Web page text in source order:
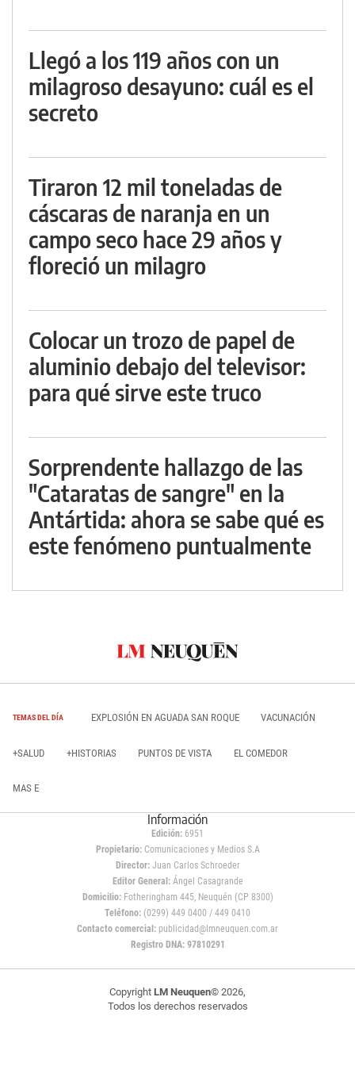
Llegó a los 119 años con un
milagroso desayuno: cuál es el
secreto
Tiraron 12 mil toneladas de
cáscaras de naranja en un
campo seco hace 29 años y
floreció un milagro
Colocar un trozo de papel de
aluminio debajo del televisor:
para qué sirve este truco
Sorprendente hallazgo de las
"Cataratas de sangre" en la
Antártida: ahora se sabe qué es
este fenómeno puntualmente
TEMAS DEL DÍA EXPLOSIÓN EN AGUADA SAN ROQUE VACUNACIÓN
+SALUD +HISTORIAS PUNTOS DE VISTA EL COMEDOR
MAS E
Información
Edición: 6951
Propietario:Comunicaciones y Medios S.A
Director: Juan Carlos Schroeder
Editor General:Ángel Casagrande
Domicilio:Fotheringham 445, Neuquén (CP 8300)
Teléfono: (0299) 449 0400 / 449 0410
Contacto comercial: publicidad@lmneuquen.com.ar
Registro DNA: 97810291
Copyright LM Neuquen© 2026,
Todos los derechos reservados